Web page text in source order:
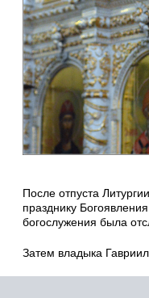
После отпуста
празднику
богослужения была
Затем владыка